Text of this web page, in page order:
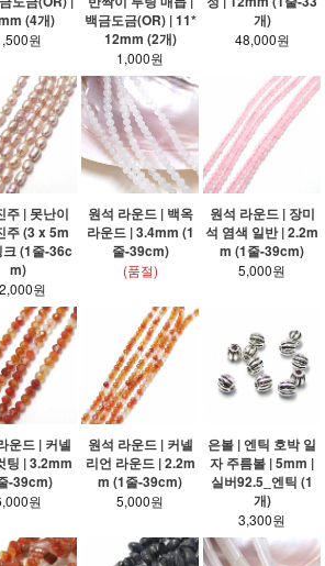
(4개)
원
백금도금(OR) | 11*
12mm (2개)
1,000원
개)
48,000원
주 | 못난이
주 (3 x 5m
(1줄-36c
m)
원
원석 라운드 | 백옥
라운드 | 3.4mm (1
줄-39cm)
(품절)
원석 라운드 | 장미
석 염색 일반 | 2.2m
m (1줄-39cm)
5,000원
운드 | 커넬
팅 | 3.2mm
-39cm)
원
원석 라운드 | 커넬
리언 라운드 | 2.2m
m (1줄-39cm)
5,000원
은볼 | 엔틱 호박 일
자 주름볼 | 5mm |
실버92.5_엔틱 (1
개)
3,300원